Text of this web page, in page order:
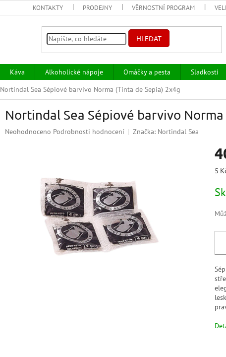
KONTAKTY PRODEJNY VĚRNOSTNÍ PROGRAM
HLEDAT
Káva Alkoholické nápoje Omáčky a pesta Sladkosti
Nortindal Sea Sépiové barvivo Norma (Tinta de Sepia) 2x4g
Nortindal Sea Sépiové barvivo
Průměrné
Neohodnoceno Podrobnosti hodnocení Značka: Nortindal Sea
5